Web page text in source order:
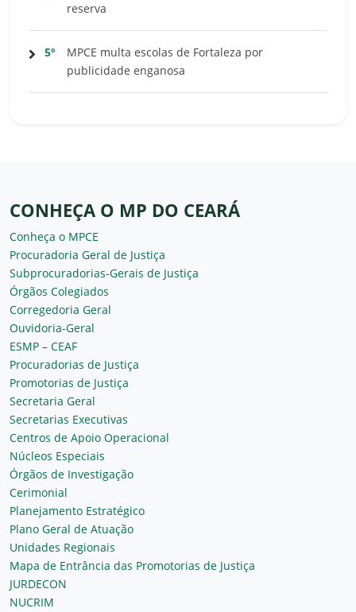
reserva
5º
MPCE multa escolas de Fortaleza por
publicidade enganosa
CONHEÇA O MP DO CEARÁ
Conheça o MPCE
Procuradoria Geral de Justiça
Subprocuradorias-Gerais de Justiça
Órgãos Colegiados
Corregedoria Geral
Ouvidoria-Geral
ESMP – CEAF
Procuradorias de Justiça
Promotorias de Justiça
Secretaria Geral
Secretarias Executivas
Centros de Apoio Operacional
Núcleos Especiais
Órgãos de Investigação
Cerimonial
Planejamento Estratégico
Plano Geral de Atuação
Unidades Regionais
Mapa de Entrância das Promotorias de Justiça
JURDECON
NUCRIM